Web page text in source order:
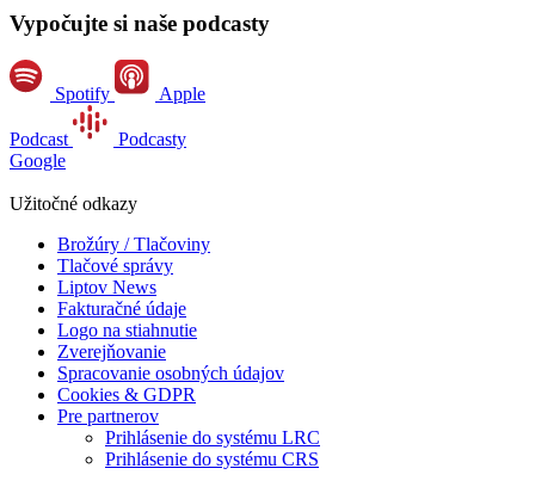
Vypočujte si naše podcasty
Spotify Apple
Podcast
Podcasty
Google
Užitočné odkazy
Brožúry / Tlačoviny
Tlačové správy
Liptov News
Fakturačné údaje
Logo na stiahnutie
Zverejňovanie
Spracovanie osobných údajov
Cookies & GDPR
Pre partnerov
Prihlásenie do systému LRC
Prihlásenie do systému CRS